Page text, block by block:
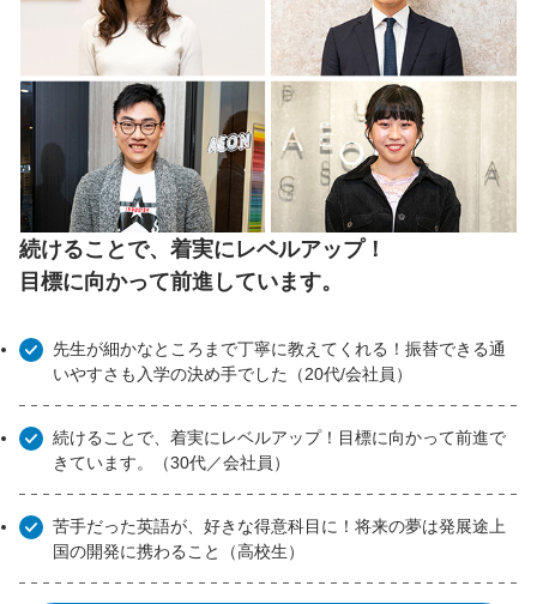
続けることで、着実にレベルアップ！
目標に向かって前進しています。
先生が細かなところまで丁寧に教えてくれる！振替できる通
いやすさも入学の決め手でした（20代/会社員）
続けることで、着実にレベルアップ！目標に向かって前進で
きています。（30代／会社員）
苦手だった英語が、好きな得意科目に！将来の夢は発展途上
国の開発に携わること（高校生）